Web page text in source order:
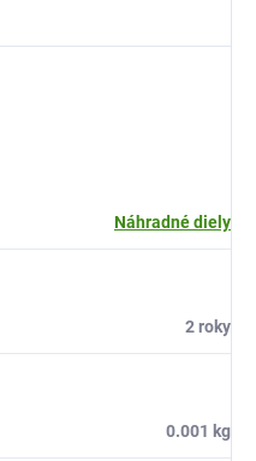
Náhradné diely
2 roky
0.001 kg